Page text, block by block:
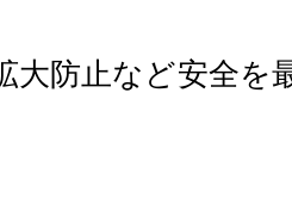
防止など安全を